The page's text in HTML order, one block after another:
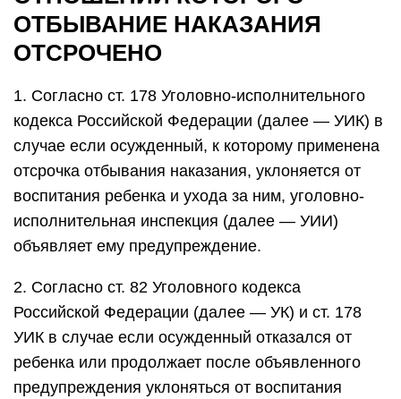
ОТБЫВАНИЕ НАКАЗАНИЯ
ОТСРОЧЕНО
1. Согласно ст. 178 Уголовно-исполнительного
кодекса Российской Федерации (далее — УИК) в
случае если осужденный, к которому применена
отсрочка отбывания наказания, уклоняется от
воспитания ребенка и ухода за ним, уголовно-
исполнительная инспекция (далее — УИИ)
объявляет ему предупреждение.
2. Согласно ст. 82 Уголовного кодекса
Российской Федерации (далее — УК) и ст. 178
УИК в случае если осужденный отказался от
ребенка или продолжает после объявленного
предупреждения уклоняться от воспитания